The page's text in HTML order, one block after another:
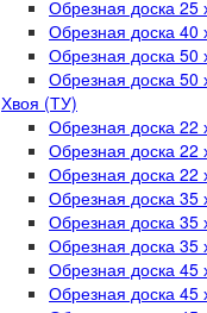
Обрезная доска 25
Обрезная доска 40
Обрезная доска 50
Обрезная доска 50
Хвоя (ТУ)
Обрезная доска 22
Обрезная доска 22
Обрезная доска 22
Обрезная доска 35
Обрезная доска 35
Обрезная доска 35
Обрезная доска 45
Обрезная доска 45